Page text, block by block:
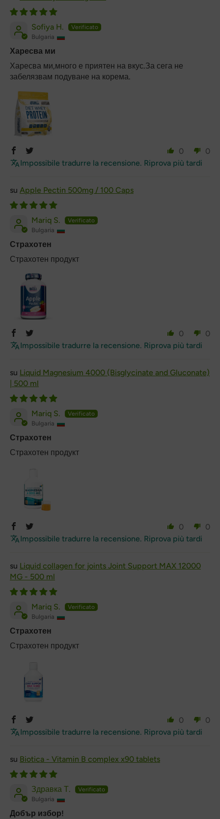
Sofiya H.
Bulgaria
Харесва ми
Харесва ми,много е приятен на вкус.За сега не
забелязвам подуване на корема.
0
0
Impossibile tradurre la recensione. Riprova più tardi
Apple Pectin 500mg / 100 Caps
Mariq S.
Bulgaria
Страхотен
Страхотен продукт
0
0
Impossibile tradurre la recensione. Riprova più tardi
Liquid Magnesium 4000 (Bisglycinate and Gluconate)
| 500 ml
Mariq S.
Bulgaria
Страхотен
Страхотен продукт
0
0
Impossibile tradurre la recensione. Riprova più tardi
Liquid collagen for joints Joint Support MAX 12000
MG - 500 ml
Mariq S.
Bulgaria
Страхотен
Страхотен продукт
0
0
Impossibile tradurre la recensione. Riprova più tardi
Biotica - Vitamin B complex x90 tablets
Здравка Т.
Bulgaria
Добър избор!